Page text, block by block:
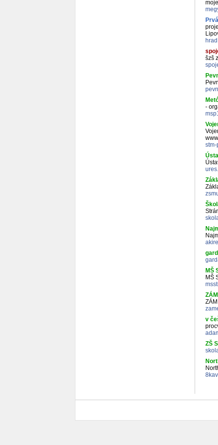
šzš
-
stm-
MŠ
MŠ
v
ZŠ